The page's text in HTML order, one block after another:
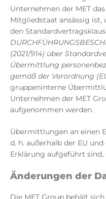
Unternehmen der MET
Mitgliedstaat ansässig
den
(2021/914) über
Übermittlung
gemäß der Verordnung
gruppeninterne
Unternehmen der MET
aufgenommen werden.
Übermittlungen an einen
d. h. außerhalb der EU
Erklärung aufgeführt sind,
Änderungen der
Die MET Group behält